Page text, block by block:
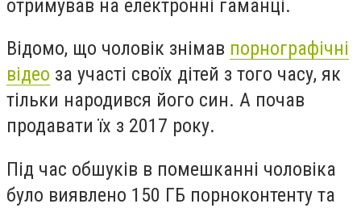
отримував на електронні гаманці.
Відомо, що чоловік знімав порнографічні
відео за участі своїх дітей з того часу, як
тільки народився його син. А почав
продавати їх з 2017 року.
Під час обшуків в помешканні чоловіка
було виявлено 150 ГБ порноконтенту та